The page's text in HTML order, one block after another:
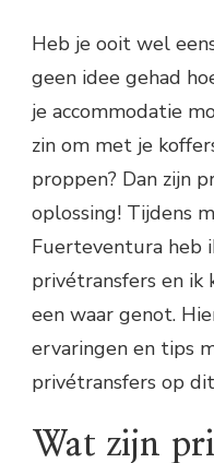
Heb je ooit wel
geen idee gehad
je accommodatie
zin om met je
proppen? Dan zijn
oplossing! Tijdens
Fuerteventura heb
privétransfers en ik
een waar genot.
ervaringen en tips
privétransfers op
Wat zijn